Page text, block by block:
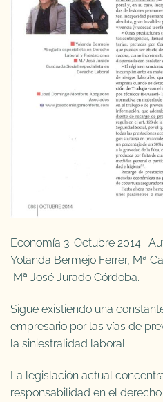
Economía 3. Octubre 2014.
Yolanda Bermejo Ferrer, Mª
Mª José Jurado Córdoba.
Sigue existiendo una
empresario por las vías de
la siniestralidad laboral.
La legislación actual
responsabilidad en el